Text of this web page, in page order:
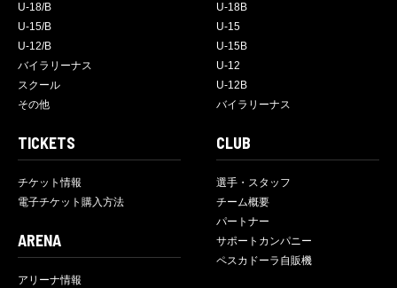
U-18/B
U-15/B
U-12/B
バイラリーナス
スクール
その他
U-18B
U-15
U-15B
U-12
U-12B
バイラリーナス
TICKETS
チケット情報
電子チケット購入方法
ARENA
アリーナ情報
CLUB
選手・スタッフ
チーム概要
パートナー
サポートカンパニー
ペスカドーラ自販機